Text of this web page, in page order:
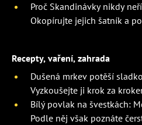
Proč Skandinávky nikdy
Okopírujte jejich šatník a
Recepty, vaření, zahrada
Dušená mrkev potěší
Vyzkoušejte ji krok za
Bílý povlak na švestkách:
Podle něj však poznáte